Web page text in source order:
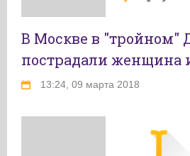
В Москве в "тройном"
пострадали женщина
13:24, 09 марта 2018